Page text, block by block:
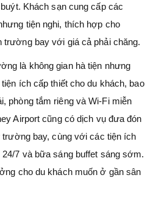
Khách sạn cung cấp các
tiện nghi, thích hợp cho
trường bay với giá cả phải chăng.
là không gian hà tiện nhưng
ích cấp thiết cho du khách, bao
phòng tắm riêng và Wi-Fi miễn
Airport cũng có dịch vụ đưa đón
trường bay, cùng với các tiện ích
7 và bữa sáng buffet sáng sớm.
cho du khách muốn ở gần sân